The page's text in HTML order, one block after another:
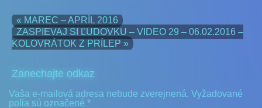
« MAREC – APRÍL 2016
ZASPIEVAJ SI ĽUDOVKU – VIDEO 29 – 06.02.2016 –
KOLOVRÁTOK Z PRÍLEP »
Zanechajte odkaz
Vaša e-mailová adresa nebude zverejnená. Vyžadované
polia sú označené *